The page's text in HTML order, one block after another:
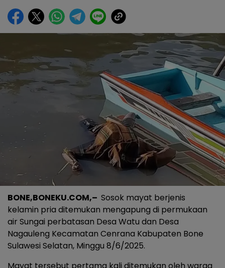
BONE,BONEKU.COM,– Sosok mayat berjenis
kelamin pria ditemukan mengapung di permukaan
air Sungai perbatasan Desa Watu dan Desa
Nagauleng Kecamatan Cenrana Kabupaten Bone
Sulawesi Selatan, Minggu 8/6/2025.